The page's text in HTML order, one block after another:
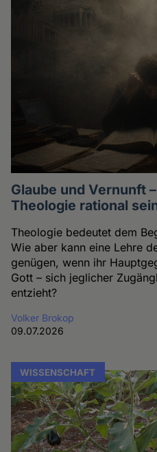
Glaube und Vernunft
Theologie rational
Theologie bedeutet dem
Wie aber kann eine Lehre
genügen, wenn ihr
Gott – sich jeglicher
entzieht?
Volker Brokop
09.07.2026
WISSENSCHAFT